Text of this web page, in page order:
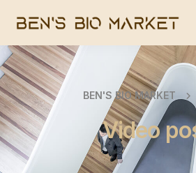
BEN'S BIO MARKET
Video